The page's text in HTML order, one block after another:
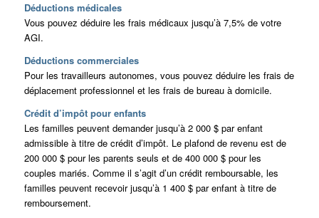
Déductions médicales
Vous pouvez déduire les frais médicaux jusqu’à 7,5% de votre
AGI.
Déductions commerciales
Pour les travailleurs autonomes, vous pouvez déduire les frais de
déplacement professionnel et les frais de bureau à domicile.
Crédit d’impôt pour enfants
Les familles peuvent demander jusqu’à 2 000 $ par enfant
admissible à titre de crédit d’impôt. Le plafond de revenu est de
200 000 $ pour les parents seuls et de 400 000 $ pour les
couples mariés. Comme il s’agit d’un crédit remboursable, les
familles peuvent recevoir jusqu’à 1 400 $ par enfant à titre de
remboursement.